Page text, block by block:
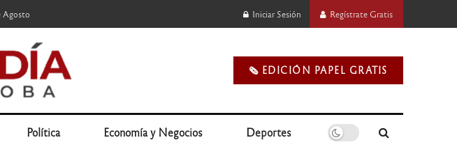
Agosto Iniciar Sesión Regístrate Gratis
🗞️ EDICIÓN PAPEL GRATIS
Política Economía y Negocios Deportes